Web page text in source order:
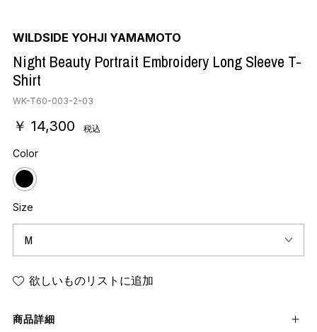
WILDSIDE YOHJI YAMAMOTO
Night Beauty Portrait Embroidery Long Sleeve T-
Shirt
WK-T60-003-2-03
￥ 14,300 税込
Color
Size
欲しいものリストに追加
商品詳細